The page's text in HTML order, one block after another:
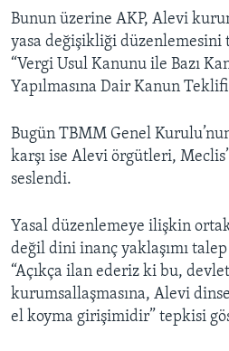
Bunun üzerine AKP, Alevi
yasa değişikliği
“Vergi Usul Kanunu ile Bazı
Yapılmasına Dair Kanun
Bugün TBMM Genel
karşı ise Alevi örgütleri,
seslendi.
Yasal düzenlemeye ilişkin
değil dini inanç yaklaşımı
“Açıkça ilan ederiz ki bu,
kurumsallaşmasına, Alevi
el koyma girişimidir” tepkisi